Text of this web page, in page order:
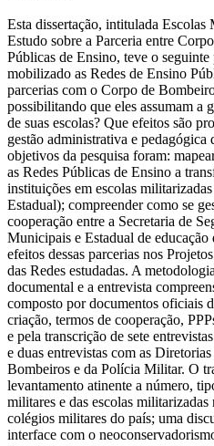
Esta dissertação, intitulada
Estudo sobre a Parceria entre
Públicas de Ensino, teve o
mobilizado as Redes de Ensino
parcerias com o Corpo de
possibilitando que eles assumam a
de suas escolas? Que efeitos são
gestão administrativa e pedagógica
objetivos da pesquisa foram:
as Redes Públicas de Ensino a
instituições em escolas
Estadual); compreender como se
cooperação entre a Secretaria de
Municipais e Estadual de
efeitos dessas parcerias nos
das Redes estudadas. A
documental e a entrevista
composto por documentos oficiais
criação, termos de cooperação,
e pela transcrição de sete
e duas entrevistas com as
Bombeiros e da Polícia Militar. O
levantamento atinente a número,
militares e das escolas
colégios militares do país; uma
interface com o